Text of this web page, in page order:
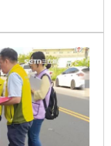
16日，尚有
，以免荷包大失